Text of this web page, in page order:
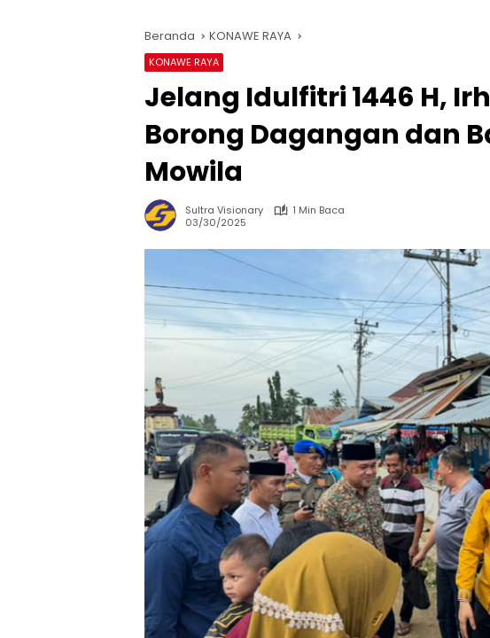
Beranda KONAWE RAYA
KONAWE RAYA
Jelang Idulfitri 1446 H,
Borong Dagangan dan
Mowila
Sultra Visionary
1 Min Baca
03/30/2025